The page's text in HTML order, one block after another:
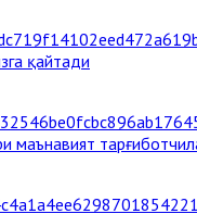
қайтади
маънавият